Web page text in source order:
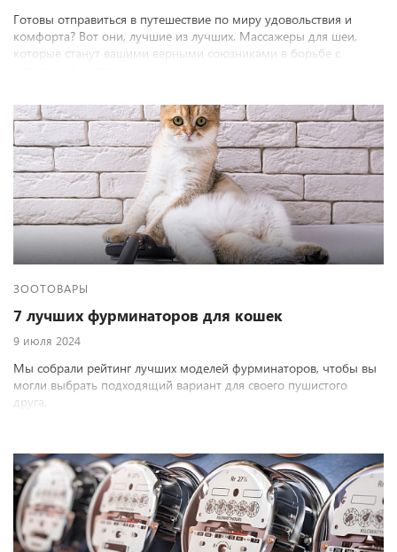
Готовы отправиться в путешествие по миру удовольствия и
комфорта? Вот они, лучшие из лучших. Массажеры для шеи,
которые станут вашими верными союзниками в борьбе с
ЗООТОВАРЫ
7 лучших фурминаторов для кошек
9 июля 2024
Мы собрали рейтинг лучших моделей фурминаторов, чтобы вы
могли выбрать подходящий вариант для своего пушистого
друга.